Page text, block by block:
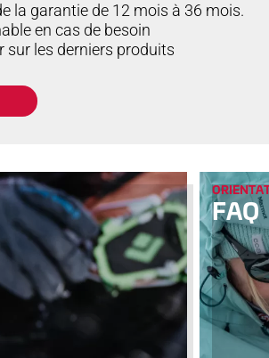
la garantie de 12 mois à 36 mois.
en cas de besoin
sur les derniers produits
FAQ